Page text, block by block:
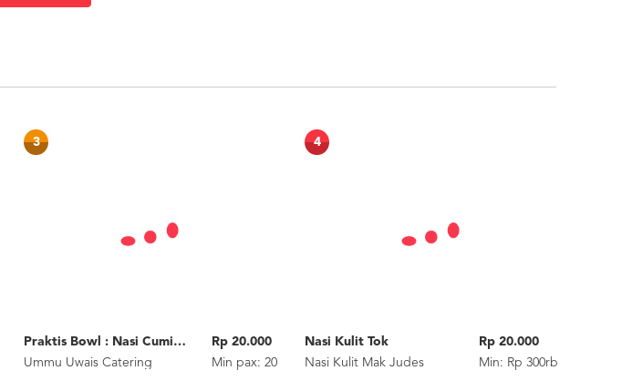
3
Praktis Bowl : Nasi Cumi Asin
Ummu Uwais Catering
Rp 20.000
Min pax: 20
4
Nasi Kulit Tok
Nasi Kulit Mak Judes
Rp 20.000
Min: Rp 300rb